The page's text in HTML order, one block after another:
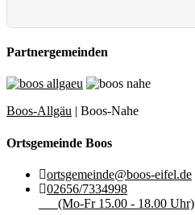
Partnergemeinden
Boos-Allgäu | Boos-Nahe
Ortsgemeinde Boos
ortsgemeinde@boos-eifel.de
02656/7334998
(Mo-Fr 15.00 - 18.00 Uhr)